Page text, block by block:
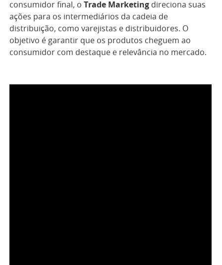
consumidor final, o Trade Marketing direciona suas
ações para os intermediários da cadeia de
distribuição, como varejistas e distribuidores. O
objetivo é garantir que os produtos cheguem ao
consumidor com destaque e relevância no mercado.